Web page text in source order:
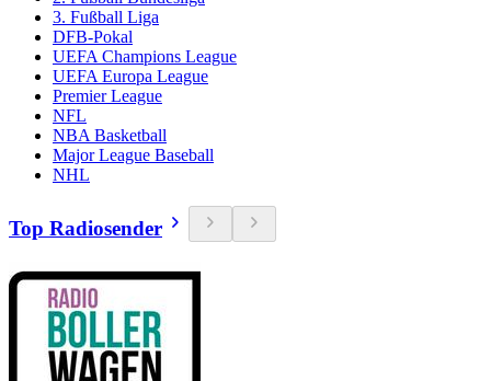
3. Fußball Liga
DFB-Pokal
UEFA Champions League
UEFA Europa League
Premier League
NFL
NBA Basketball
Major League Baseball
NHL
Top Radiosender